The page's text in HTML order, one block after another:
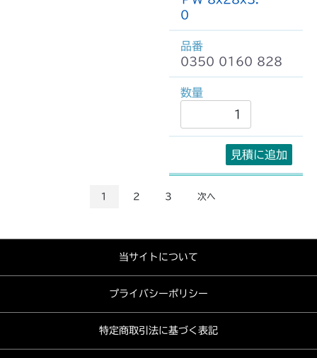
0
0350 0160 828
見積に追加
1 2 3 次へ
当サイトについて
プライバシーポリシー
特定商取引法に基づく表記